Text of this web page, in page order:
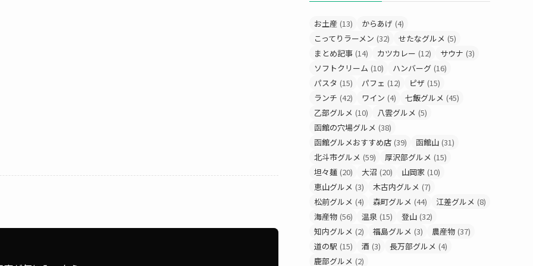
お土産 (13) からあげ (4)
こってりラーメン (32) せたなグルメ (5)
まとめ記事 (14) カツカレー (12) サウナ (3)
ソフトクリーム (10) ハンバーグ (16)
パスタ (15) パフェ (12) ピザ (15)
ランチ (42) ワイン (4) 七飯グルメ (45)
乙部グルメ (10) 八雲グルメ (5)
函館の穴場グルメ (38)
函館グルメおすすめ店 (39) 函館山 (31)
北斗市グルメ (59) 厚沢部グルメ (15)
坦々麺 (20) 大沼 (20) 山岡家 (10)
恵山グルメ (3) 木古内グルメ (7)
松前グルメ (4) 森町グルメ (44) 江差グルメ (8)
海産物 (56) 温泉 (15) 登山 (32)
知内グルメ (2) 福島グルメ (3) 農産物 (37)
道の駅 (15) 酒 (3) 長万部グルメ (4)
鹿部グルメ (2)